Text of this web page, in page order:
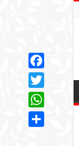
Facebook
Twitter
WhatsApp